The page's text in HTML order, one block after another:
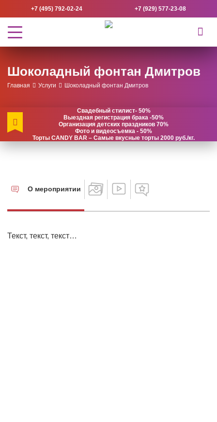
+7 (495) 792-02-24 +7 (929) 577-23-08
Шоколадный фонтан Дмитров
Главная Услуги Шоколадный фонтан Дмитров
Свадебный стилист- 50%
Выездная регистрация брака -50%
Организация детских праздников 70%
Фото и видеосъемка - 50%
Торты CANDY BAR – Самые вкусные торты 2000 руб./кг.
О мероприятии
Текст, текст, текст…